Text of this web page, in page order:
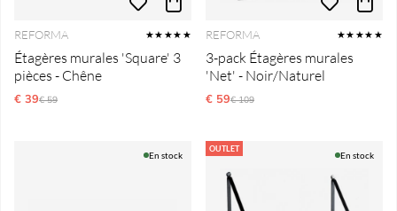
REFORMA ★★★★★
Étagères murales 'Square' 3
pièces - Chêne
€ 39Prix régulier:
€ 59
REFORMA ★★★★★
3-pack Étagères murales
'Net' - Noir/Naturel
€ 59Prix régulier:
€ 109
En stock
OUTLET
En stock